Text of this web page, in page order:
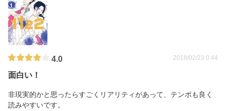
4.0 2018/02/23 0:44
面白い！
非現実的かと思ったらすごくリアリティがあって、テンポも良く
読みやすいです。